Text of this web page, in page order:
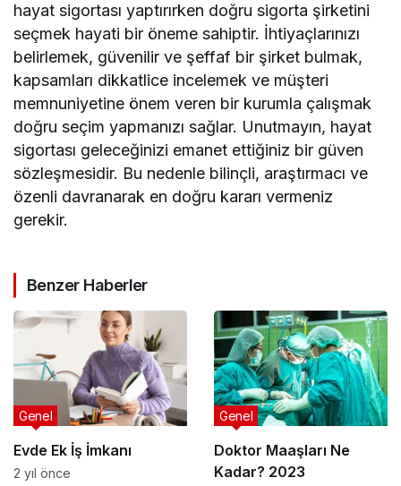
hayat sigortası yaptırırken doğru sigorta şirketini
seçmek hayati bir öneme sahiptir. İhtiyaçlarınızı
belirlemek, güvenilir ve şeffaf bir şirket bulmak,
kapsamları dikkatlice incelemek ve müşteri
memnuniyetine önem veren bir kurumla çalışmak
doğru seçim yapmanızı sağlar. Unutmayın, hayat
sigortası geleceğinizi emanet ettiğiniz bir güven
sözleşmesidir. Bu nedenle bilinçli, araştırmacı ve
özenli davranarak en doğru kararı vermeniz
gerekir.
Benzer Haberler
Evde Ek İş İmkanı
Genel
2 yıl önce
Doktor Maaşları Ne
Kadar? 2023
Genel